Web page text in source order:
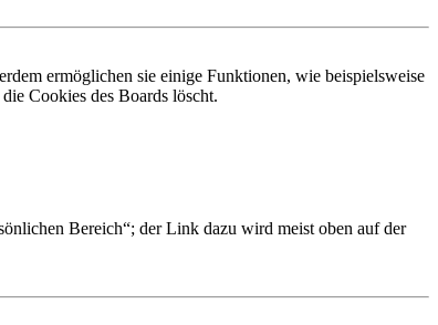
ermöglichen sie einige Funktionen, wie beispielsweise
Cookies des Boards löscht.
Bereich“; der Link dazu wird meist oben auf der